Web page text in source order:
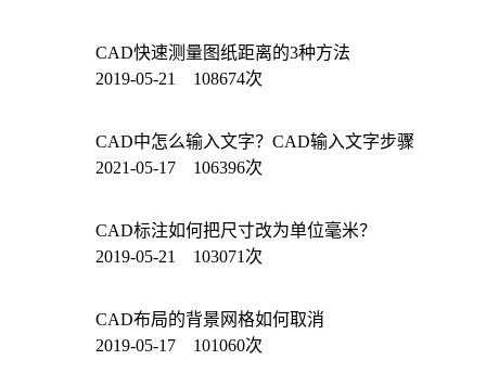
CAD快速测量图纸距离的3种方法
2019-05-21 108674次
CAD中怎么输入文字？CAD输入文字步骤
2021-05-17 106396次
CAD标注如何把尺寸改为单位毫米？
2019-05-21 103071次
CAD布局的背景网格如何取消
2019-05-17 101060次